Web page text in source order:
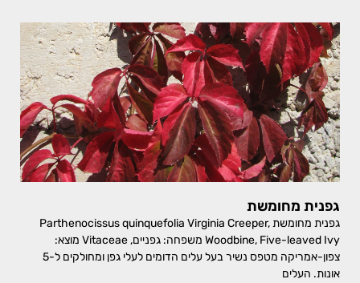
גפנית מחומשת
גפנית מחומשת Parthenocissus quinquefolia Virginia Creeper,
Woodbine, Five-leaved Ivy משפחה: גפניים, Vitaceae מוצא:
צפון-אמריקה מטפס נשיר בעל עלים הדומים לעלי גפן ומחולקים ל-5
אונות. העלים